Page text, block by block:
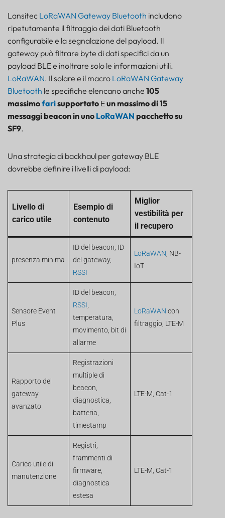
Lansitec LoRaWAN Gateway Bluetooth includono
ripetutamente il filtraggio dei dati Bluetooth
configurabile e la segnalazione del payload. Il
gateway può filtrare byte di dati specifici da un
payload BLE e inoltrare solo le informazioni utili.
LoRaWAN. Il solare e il macro LoRaWAN Gateway
Bluetooth le specifiche elencano anche 105
massimofarisupportato Eun massimo di 15
messaggi beacon in uno LoRaWAN pacchetto su
SF9.
Una strategia di backhaul per gateway BLE
dovrebbe definire i livelli di payload:
Livello di
carico utile
Esempio di
contenuto
Miglior
vestibilità per
il recupero
presenza minima
ID del beacon, ID
del gateway,
RSSI
LoRaWAN, NB-
IoT
Sensore Event
Plus
ID del beacon,
RSSI,
temperatura,
movimento, bit di
allarme
LoRaWAN con
filtraggio, LTE-M
Rapporto del
gateway
avanzato
Registrazioni
multiple di
beacon,
diagnostica,
batteria,
timestamp
LTE-M, Cat-1
Carico utile di
manutenzione
Registri,
frammenti di
firmware,
diagnostica
estesa
LTE-M, Cat-1